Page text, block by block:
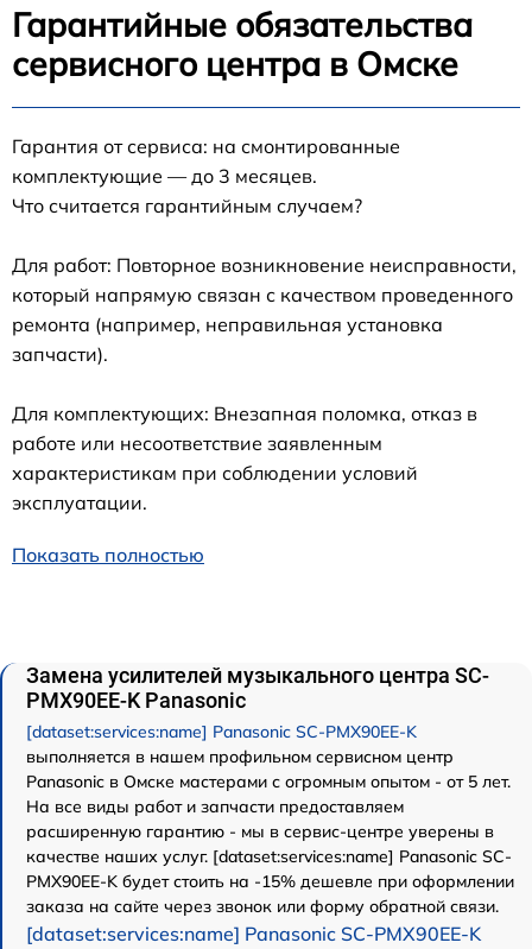
Гарантийные обязательства
сервисного центра в Омске
Гарантия от сервиса: на смонтированные
комплектующие — до 3 месяцев.
Что считается гарантийным случаем?
Для работ: Повторное возникновение неисправности,
который напрямую связан с качеством проведенного
ремонта (например, неправильная установка
запчасти).
Для комплектующих: Внезапная поломка, отказ в
работе или несоответствие заявленным
характеристикам при соблюдении условий
эксплуатации.
Показать полностью
Замена усилителей музыкального центра SC-
PMX90EE-K Panasonic
[dataset:services:name] Panasonic SC-PMX90EE-K
выполняется в нашем профильном сервисном центр
Panasonic в Омске мастерами с огромным опытом - от 5 лет.
На все виды работ и запчасти предоставляем
расширенную гарантию - мы в сервис-центре уверены в
качестве наших услуг. [dataset:services:name] Panasonic SC-
PMX90EE-K будет стоить на -15% дешевле при оформлении
заказа на сайте через звонок или форму обратной связи.
[dataset:services:name] Panasonic SC-PMX90EE-K